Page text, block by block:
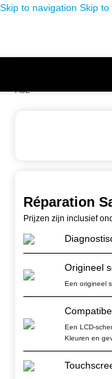
Skip to navigation Skip to
A32
Réparation
Prijzen zijn inclusief
Origineel
Een origineel
Een LCD-
Kleuren en